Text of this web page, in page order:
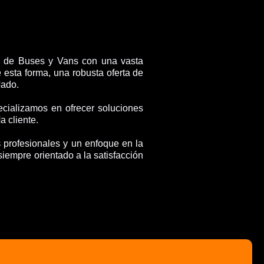
Buses y Vans con una vasta
forma, una robusta oferta de
en ofrecer soluciones
cliente.
y un enfoque en la
orientado a la satisfacción